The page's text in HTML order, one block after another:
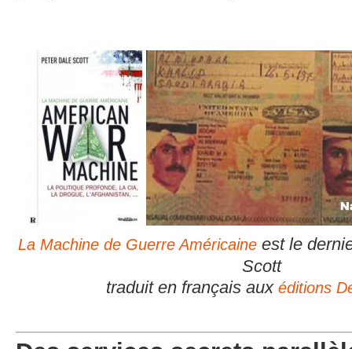
La Machine de Guerre Américaine est le
Scott
traduit en français auxéditions